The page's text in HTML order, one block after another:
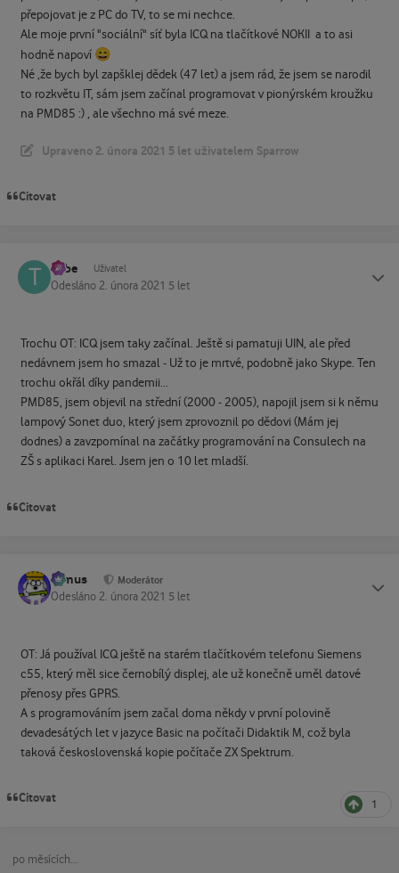
přepojovat je z PC do TV, to se mi nechce.
Ale moje první "sociální" síť byla ICQ na tlačítkové NOKII a to asi
hodně napoví 😄
Né ,že bych byl zapšklej dědek (47 let) a jsem rád, že jsem se narodil
to rozkvětu IT, sám jsem začínal programovat v pionýrském kroužku
na PMD85 :), ale všechno má své meze.
Upraveno 2. února 2021 5 let uživatelem Sparrow
Citovat
Tube Uživatel
Odesláno 2. února 2021 5 let
Trochu OT: ICQ jsem taky začínal. Ještě si pamatuji UIN, ale před
nedávnem jsem ho smazal - Už to je mrtvé, podobně jako Skype. Ten
trochu okřál díky pandemii...
PMD85, jsem objevil na střední (2000 - 2005), napojil jsem si k němu
lampový Sonet duo, který jsem zprovoznil po dědovi (Mám jej
dodnes) a zavzpomínal na začátky programování na Consulech na
ZŠ s aplikaci Karel. Jsem jen o 10 let mladší.
Citovat
tomus Moderátor
Odesláno 2. února 2021 5 let
OT: Já používal ICQ ještě na starém tlačítkovém telefonu Siemens
c55, který měl sice černobílý displej, ale už konečně uměl datové
přenosy přes GPRS.
A s programováním jsem začal doma někdy v první polovině
devadesátých let v jazyce Basic na počítači Didaktik M, což byla
taková československá kopie počítače ZX Spektrum.
Citovat 1
po měsících...